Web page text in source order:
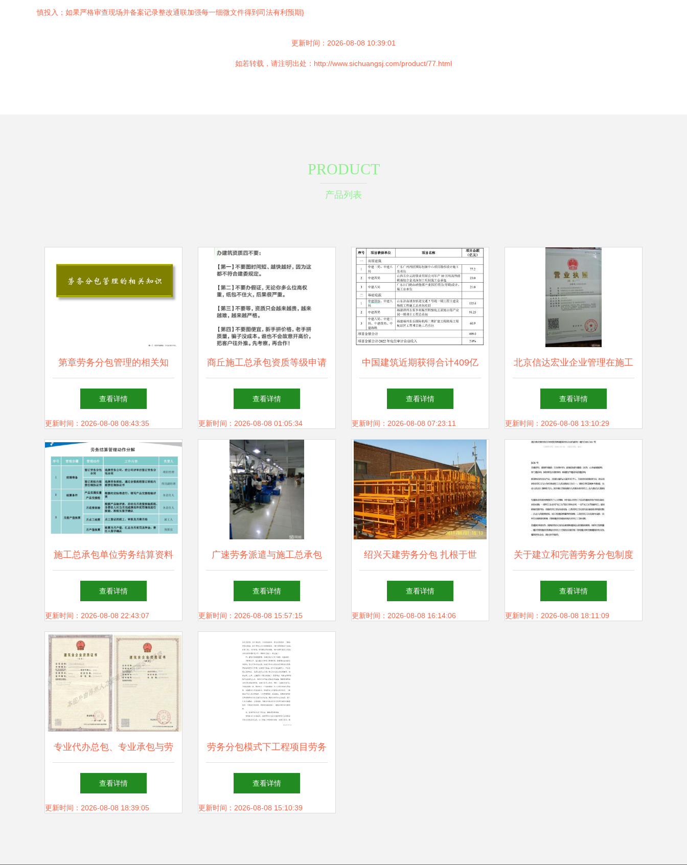
慎投入；如果严格审查现场并备案记录整改通联加强每一细微文件得到司法有利预期}
更新时间：2026-08-08 10:39:01
如若转载，请注明出处：http://www.sichuangsj.com/product/77.html
PRODUCT
产品列表
第章劳务分包管理的相关知
识.ppt
查看详情
更新时间：2026-08-08 08:43:35
商丘施工总承包资质等级申请
与代办注意事项 周全准备关
乎企业发展方向
查看详情
更新时间：2026-08-08 01:05:34
中国建筑近期获得合计409亿
元重大项目，劳务分包市场迎
新机遇
查看详情
更新时间：2026-08-08 07:23:11
北京信达宏业企业管理在施工
总承包中的实践与优势
查看详情
更新时间：2026-08-08 13:10:29
施工总承包单位劳务结算资料
编制与管理指南
查看详情
更新时间：2026-08-08 22:43:07
广速劳务派遣与施工总承包
强强联手打造建筑行业新业态
查看详情
更新时间：2026-08-08 15:57:15
绍兴天建劳务分包 扎根于世
界工厂网的务实典范
查看详情
更新时间：2026-08-08 16:14:06
关于建立和完善劳务分包制度
发展建筑劳务企业的意见
查看详情
更新时间：2026-08-08 18:11:09
专业代办总包、专业承包与劳
务分包资质全解析 一站式服
务助力企业发展
查看详情
更新时间：2026-08-08 18:39:05
劳务分包模式下工程项目劳务
管理控制措施
查看详情
更新时间：2026-08-08 15:10:39